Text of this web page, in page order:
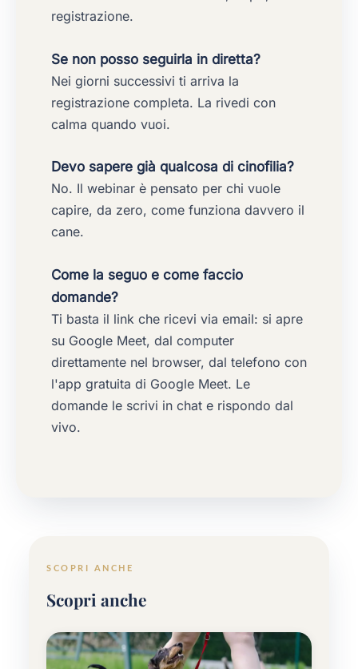
registrazione.
Se non posso seguirla in diretta?
Nei giorni successivi ti arriva la
registrazione completa. La rivedi con
calma quando vuoi.
Devo sapere già qualcosa di cinofilia?
No. Il webinar è pensato per chi vuole
capire, da zero, come funziona davvero il
cane.
Come la seguo e come faccio
domande?
Ti basta il link che ricevi via email: si apre
su Google Meet, dal computer
direttamente nel browser, dal telefono con
l'app gratuita di Google Meet. Le
domande le scrivi in chat e rispondo dal
vivo.
SCOPRI ANCHE
Scopri anche